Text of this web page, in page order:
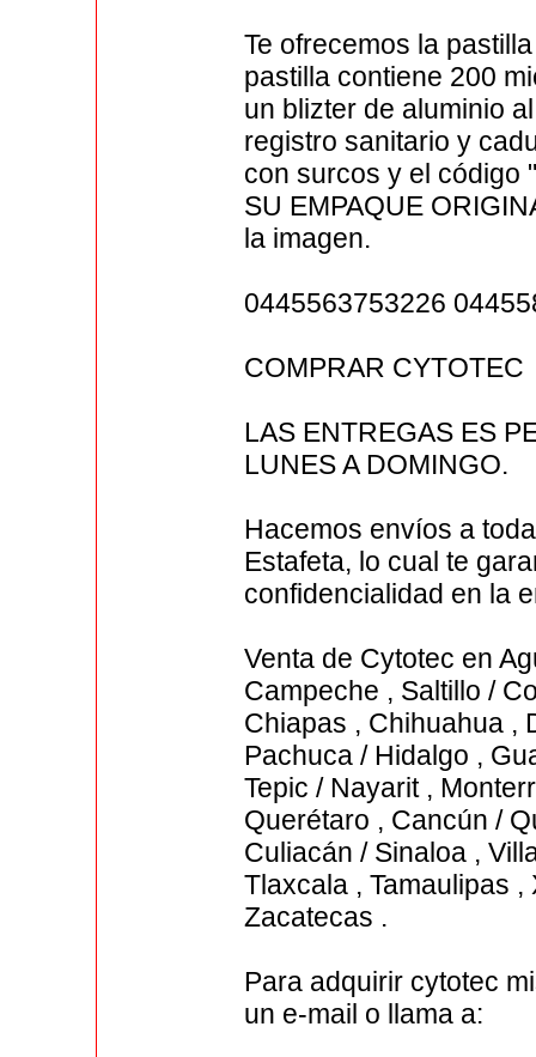
Te ofrecemos la
pastilla contiene 200
un blizter de aluminio
registro sanitario y
con surcos y el código
SU EMPAQUE
la imagen.
0445563753226
COMPRAR CYTOTEC
LAS ENTREGAS ES
LUNES A DOMINGO.
Hacemos envíos a
Estafeta, lo cual te
confidencialidad en la
Venta de Cytotec en
Campeche , Saltillo /
Chiapas , Chihuahua ,
Pachuca / Hidalgo ,
Tepic / Nayarit ,
Querétaro , Cancún /
Culiacán / Sinaloa ,
Tlaxcala , Tamaulipas
Zacatecas .
Para adquirir cytotec
un e-mail o llama a: